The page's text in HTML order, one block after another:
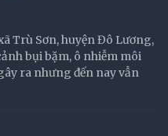
Trù Sơn, huyện Đô Lương,
bụi bặm, ô nhiễm môi
ra nhưng đến nay vẫn